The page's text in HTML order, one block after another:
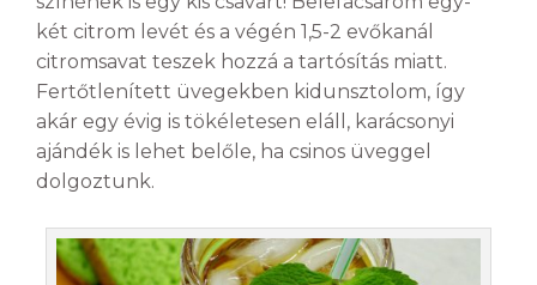
két citrom levét és a végén 1,5-2 evőkanál
citromsavat teszek hozzá a tartósítás miatt.
Fertőtlenített üvegekben kidunsztolom, így
akár egy évig is tökéletesen eláll, karácsonyi
ajándék is lehet belőle, ha csinos üveggel
dolgoztunk.